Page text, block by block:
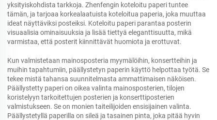
yksityiskohdista tarkkoja. Zhenfengin koteloitu paperi tuntee
tämän, ja tarjoaa korkealaatuista koteloitua paperia, joka muuttaa
ideat näyttäviksi posteiksi. Koteloitu paperi parantaa posterin
visuaalisia ominaisuuksia ja lisää tiettyä eleganttisuutta, mikä
varmistaa, että posterit kiinnittävät huomiota ja erottuvat.
Kun valmistetaan mainosposteria myymälöihin, konsertteihin ja
muihin tapahtumiin, päällystetyn paperin käyttö helpottaa työtä. Se
tekee mistä tahansa suunnitelmasta ammattimaisen näköisen.
Päällystetty paperi on oikea valinta mainosposterien, tilojen
koristelyyn tarkoitettujen posterien ja konserttiposterien
valmistukseen. Se on monien taiteilijoiden ensisijainen valinta.
Päällystetyllä paperilla on sileä ja tasainen pinta, joka pitää hyvin